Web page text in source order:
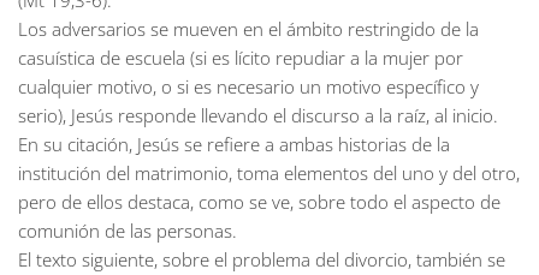
Los adversarios se mueven en el ámbito restringido de la
casuística de escuela (si es lícito repudiar a la mujer por
cualquier motivo, o si es necesario un motivo específico y
serio), Jesús responde llevando el discurso a la raíz, al inicio.
En su citación, Jesús se refiere a ambas historias de la
institución del matrimonio, toma elementos del uno y del otro,
pero de ellos destaca, como se ve, sobre todo el aspecto de
comunión de las personas.
El texto siguiente, sobre el problema del divorcio, también se